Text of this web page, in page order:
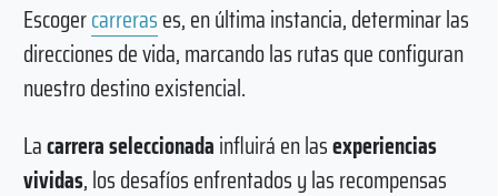
Escogercarrerases, en última instancia, determinar las
direcciones de vida, marcando las rutas que configuran
nuestro destino existencial.
Lacarrera seleccionadainfluirá en lasexperiencias
vividas, los desafíos enfrentados y las recompensas